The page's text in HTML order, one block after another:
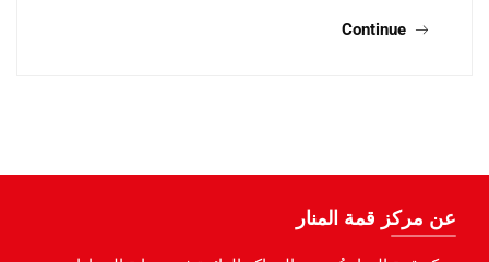
Continue
عن مركز قمة المنار